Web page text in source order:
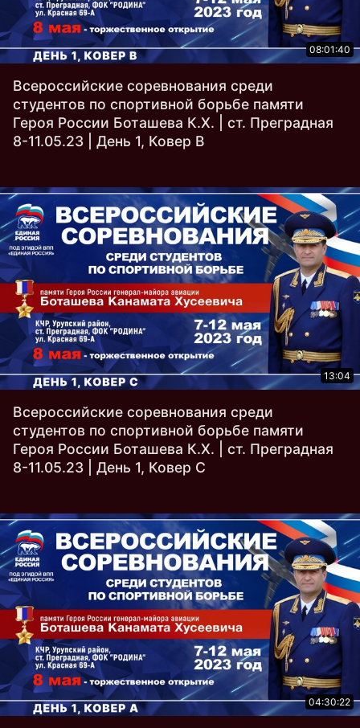
08:01:40
Всероссийские соревнования среди
студентов по спортивной борьбе памяти
Героя России Боташева К.Х. | ст. Преградная
8-11.05.23 | День 1, Ковер B
13:04
Всероссийские соревнования среди
студентов по спортивной борьбе памяти
Героя России Боташева К.Х. | ст. Преградная
8-11.05.23 | День 1, Ковер C
04:30:22